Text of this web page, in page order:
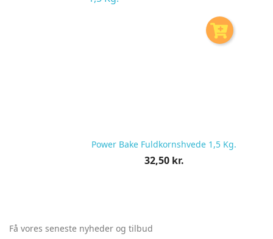
Power Bake Fuldkornshvede 1,5 Kg.
Pris
32,50 kr.
Få vores seneste nyheder og tilbud